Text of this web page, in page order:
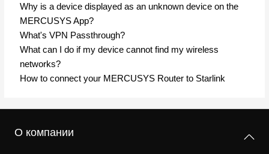
Why is a device displayed as an unknown device on the
MERCUSYS App?
What's VPN Passthrough?
What can I do if my device cannot find my wireless
networks?
How to connect your MERCUSYS Router to Starlink
О компании